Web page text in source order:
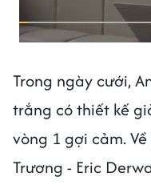
Trong ngày cưới,
trắng có thiết kế
vòng 1 gợi cảm.
Trương - Eric